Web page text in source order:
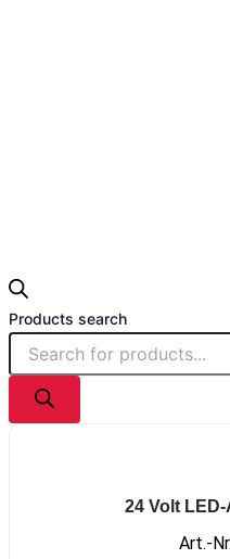
Products search
24 Volt
Art.-Nr.